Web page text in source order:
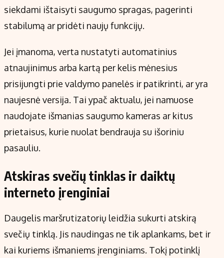
siekdami ištaisyti saugumo spragas, pagerinti
stabilumą ar pridėti naujų funkcijų.
Jei įmanoma, verta nustatyti automatinius
atnaujinimus arba kartą per kelis mėnesius
prisijungti prie valdymo panelės ir patikrinti, ar yra
naujesnė versija. Tai ypač aktualu, jei namuose
naudojate išmanias saugumo kameras ar kitus
prietaisus, kurie nuolat bendrauja su išoriniu
pasauliu.
Atskiras svečių tinklas ir daiktų
interneto įrenginiai
Daugelis maršrutizatorių leidžia sukurti atskirą
svečių tinklą. Jis naudingas ne tik aplankams, bet ir
kai kuriems išmaniems įrenginiams. Tokį potinklį